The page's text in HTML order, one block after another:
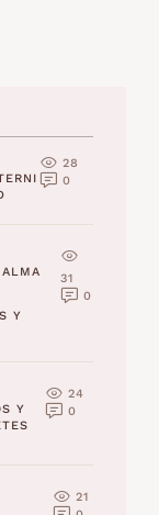
28
0
Y
31
0
Y
24
0
21